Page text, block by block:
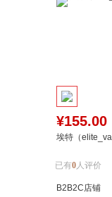
¥155.00
埃特（
已有0人评价
B2B2C店铺